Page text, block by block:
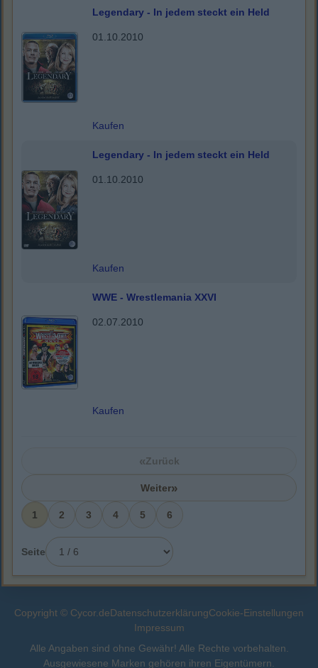
Legendary - In jedem steckt ein Held
01.10.2010
Kaufen
Legendary - In jedem steckt ein Held
01.10.2010
Kaufen
WWE - Wrestlemania XXVI
02.07.2010
Kaufen
«Zurück
1 2 3 4 5 6
Weiter»
Seite
Copyright © Cycor.deDatenschutzerklärungCookie-Einstellungen
Impressum
Alle Angaben sind ohne Gewähr! Alle Rechte vorbehalten.
Ausgewiesene Marken gehören ihren Eigentümern.